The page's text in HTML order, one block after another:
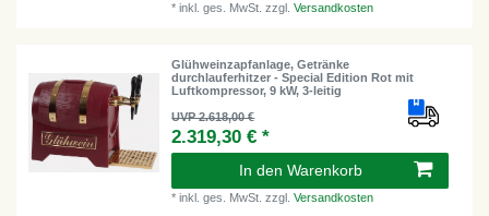
*inkl. ges. MwSt. zzgl.Versandkosten
Glühweinzapfanlage, Getränke
durchlauferhitzer - Special Edition Rot mit
Luftkompressor, 9 kW, 3-leitig
UVP 2.618,00 €
2.319,30 € *
In den Warenkorb
*inkl. ges. MwSt. zzgl.Versandkosten